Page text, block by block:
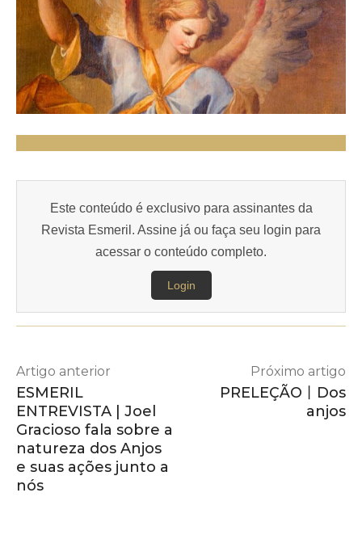
Este conteúdo é exclusivo para assinantes da
Revista Esmeril. Assine já ou faça seu login para
acessar o conteúdo completo.
Login
Artigo anterior
ESMERIL
ENTREVISTA | Joel
Gracioso fala sobre a
natureza dos Anjos
e suas ações junto a
nós
Próximo artigo
PRELEÇÃO丨Dos
anjos